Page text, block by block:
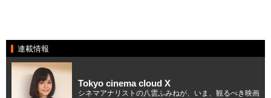
連載情報
Tokyo cinema cloud X
シネマアナリストの八雲ふみねが、いま、観るべき映画